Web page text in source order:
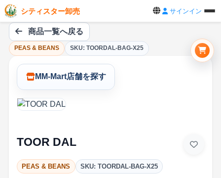
シティスター卸売 サインイン
商品一覧へ戻る
PEAS & BEANS SKU: TOORDAL-BAG-X25
MM-Mart店舗を探す
TOOR DAL
PEAS & BEANS SKU: TOORDAL-BAG-X25